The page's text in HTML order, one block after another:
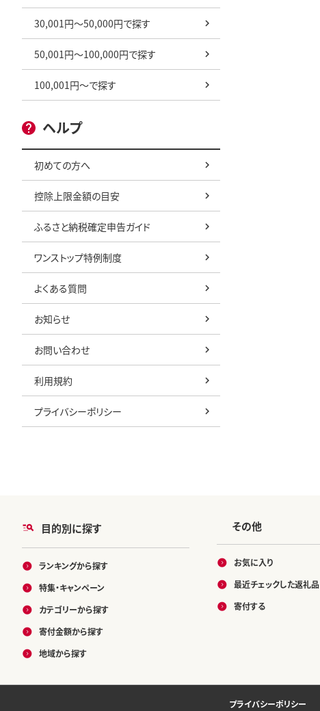
30,001円～50,000円で探す
50,001円～100,000円で探す
100,001円～で探す
ヘルプ
初めての方へ
控除上限金額の目安
ふるさと納税確定申告ガイド
ワンストップ特例制度
よくある質問
お知らせ
お問い合わせ
利用規約
プライバシーポリシー
目的別に探す
ランキングから探す
特集・キャンペーン
カテゴリーから探す
寄付金額から探す
地域から探す
その他
お気に入り
最近チェックした返礼品
寄付する
プライバシーポリシー